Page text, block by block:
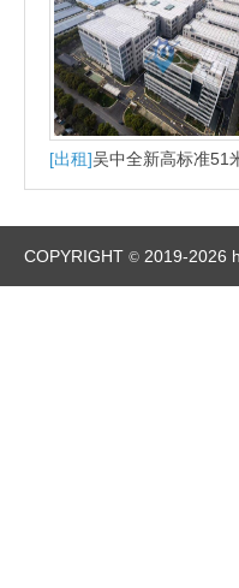
[出租]吴中全新高标准51
高出租
COPYRIGHT © 2019-2026